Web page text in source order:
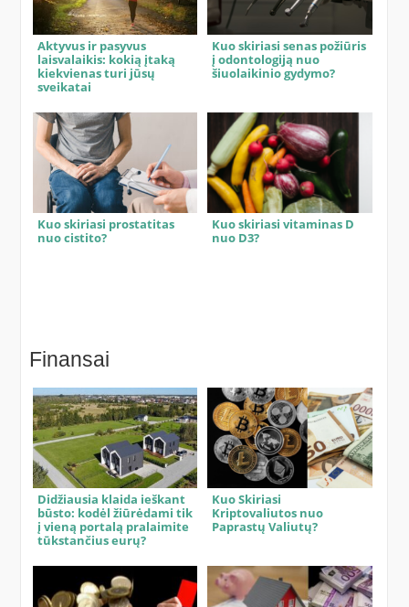
Aktyvus ir pasyvus
laisvalaikis: kokią įtaką
kiekvienas turi jūsų
sveikatai
Kuo skiriasi senas požiūris
į odontologiją nuo
šiuolaikinio gydymo?
Kuo skiriasi prostatitas
nuo cistito?
Kuo skiriasi vitaminas D
nuo D3?
Finansai
Didžiausia klaida ieškant
būsto: kodėl žiūrėdami tik
į vieną portalą pralaimite
tūkstančius eurų?
Kuo Skiriasi
Kriptovaliutos nuo
Paprastų Valiutų?